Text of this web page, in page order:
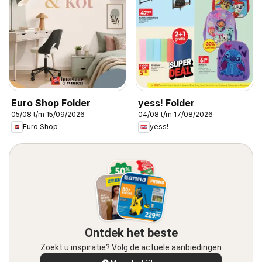
Euro Shop Folder
05/08 t/m 15/09/2026
Euro Shop
yess! Folder
04/08 t/m 17/08/2026
yess!
Ontdek het beste
Zoekt u inspiratie? Volg de actuele aanbiedingen